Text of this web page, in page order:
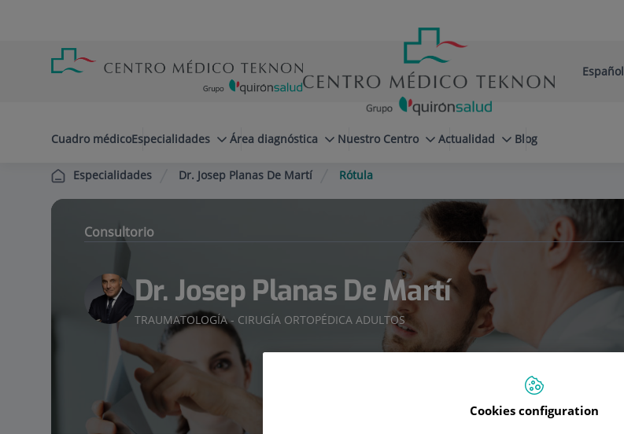
cabecera
Selector
Idioma
Español
Cuadro médicoEspecialidades Área diagnóstica Nuestro Centro Actualidad Blog
Especialidades Dr. Josep Planas De Martí Rótula
Consultorio
Dr. Josep Planas De Martí
TRAUMATOLOGÍA - CIRUGÍA ORTOPÉDICA ADULTOS
Cookies configuration